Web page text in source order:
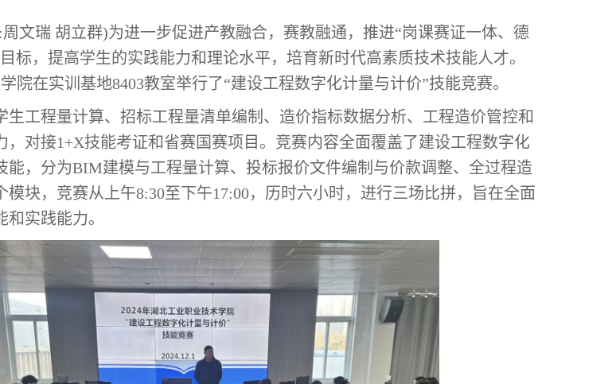
文瑞 胡立群)为进一步促进产教融合，赛教融通，推进“岗课赛证一体、德
标，提高学生的实践能力和理论水平，培育新时代高素质技术技能人才。
院在实训基地8403教室举行了“建设工程数字化计量与计价”技能竞赛。
工程量计算、招标工程量清单编制、造价指标数据分析、工程造价管控和
，对接1+X技能考证和省赛国赛项目。竞赛内容全面覆盖了建设工程数字化
能，分为BIM建模与工程量计算、投标报价文件编制与价款调整、全过程造
模块，竞赛从上午8:30至下午17:00，历时六小时，进行三场比拼，旨在全面
实践能力。